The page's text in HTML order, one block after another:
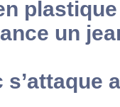
un
s’attaque